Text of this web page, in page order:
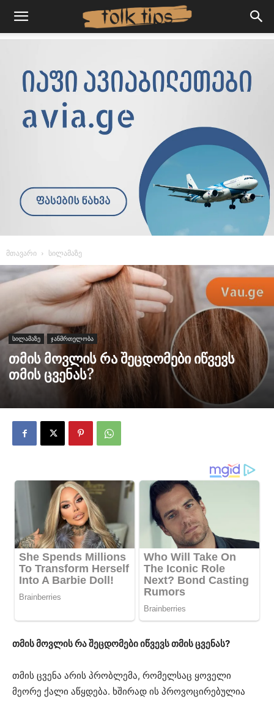
მთავარი სილამაზე
სილამაზე ჯანმრთელობა
თმის მოვლის რა შეცდომები იწვევს
თმის ცვენას?
თმის მოვლის რა შეცდომები იწვევს თმის ცვენას?
თმის ცვენა არის პრობლემა, რომელსაც ყოველი
მეორე ქალი აწყდება. ხშირად ის პროვოცირებულია